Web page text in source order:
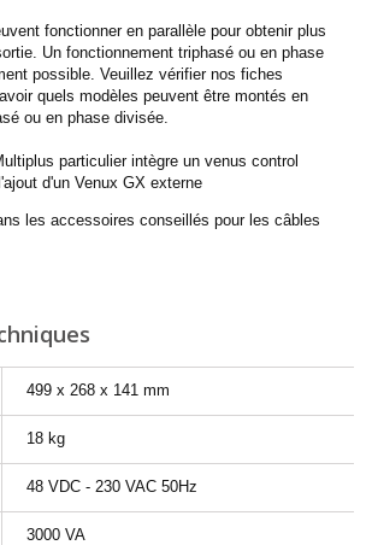
fonctionner en parallèle pour obtenir plus
Un fonctionnement triphasé ou en phase
possible. Veuillez vérifier nos fiches
quels modèles peuvent être montés en
ou en phase divisée.
particulier intègre un venus control
d'un Venux GX externe
les accessoires conseillés pour les câbles
499 x 268 x 141 mm
18 kg
48 VDC - 230 VAC 50Hz
3000 VA